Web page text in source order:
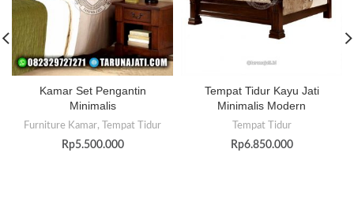
Kamar Set Pengantin
Minimalis
Furniture Kamar,
Tempat Tidur
Rp5.500.000
Tempat Tidur Kayu Jati
Minimalis Modern
Tempat Tidur
Rp6.850.000